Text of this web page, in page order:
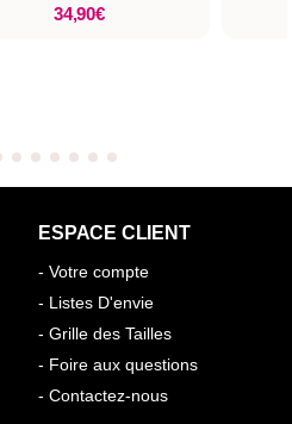
34,90€
ESPACE CLIENT
- Votre compte
- Listes D'envie
- Grille des Tailles
- Foire aux questions
- Contactez-nous